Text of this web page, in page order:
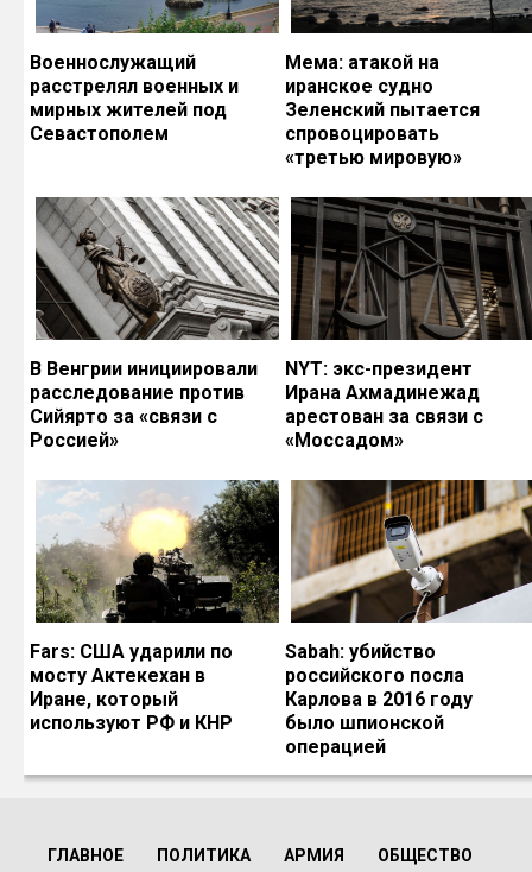
Военнослужащий
расстрелял военных и
мирных жителей под
Севастополем
Мема: атакой на
иранское судно
Зеленский пытается
спровоцировать
«третью мировую»
В Венгрии инициировали
расследование против
Сийярто за «связи с
Россией»
NYT: экс-президент
Ирана Ахмадинежад
арестован за связи с
«Моссадом»
Fars: США ударили по
мосту Актекехан в
Иране, который
используют РФ и КНР
Sabah: убийство
российского посла
Карлова в 2016 году
было шпионской
операцией
ГЛАВНОЕ ПОЛИТИКА АРМИЯ ОБЩЕСТВО